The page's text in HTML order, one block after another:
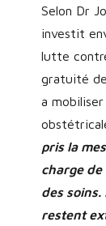
Selon Dr
investit
lutte
gratuité
a
pris la
charge
des
restent